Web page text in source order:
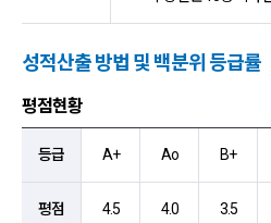
성적산출 방법 및 백분위 등급률
평점현황
등급
A+ Ao B+
평점 4.5 4.0 3.5